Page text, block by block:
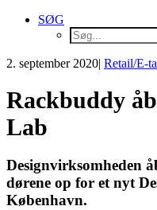
SØG
2. september 2020| Retail/E-
Rackbuddy
Lab
Designvirksomheden
dørene op for et nyt
København.